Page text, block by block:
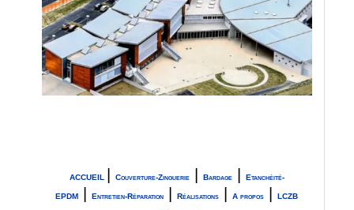
ACCUEIL Couverture-Zinguerie| Bardage| Etanchéité-
EPDM |Entretien-Réparation |Réalisations |A propos |LCZB